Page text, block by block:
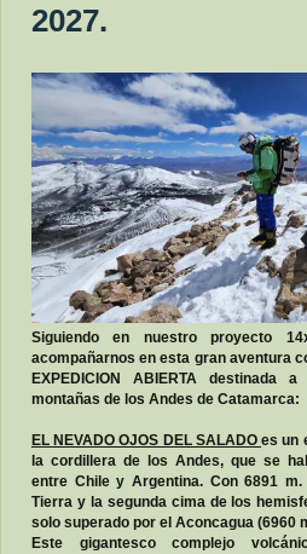
2027.
Siguiendo en nuestro proyecto
acompañarnos en esta gran aventura
EXPEDICION ABIERTA destinada
montañas de los Andes de Catamarca:
EL NEVADO OJOS DEL SALADO es un
la cordillera de los Andes, que se
entre Chile y Argentina. Con 6891
Tierra y la segunda cima de los
solo superado por el Aconcagua (6960
Este gigantesco complejo